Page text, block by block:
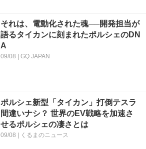
それは、電動化された魂──開発担当が
語るタイカンに刻まれたポルシェのDN
A
09/08 | GQ JAPAN
ポルシェ新型「タイカン」打倒テスラ
間違いナシ？ 世界のEV戦略を加速さ
せるポルシェの凄さとは
09/08 | くるまのニュース